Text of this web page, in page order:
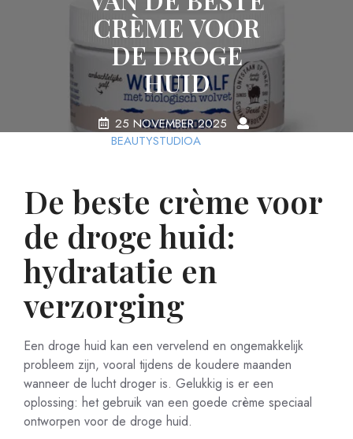
CRÈME VOOR
DE DROGE
HUID
25 NOVEMBER 2025
BEAUTYSTUDIOA
De beste crème voor
de droge huid:
hydratatie en
verzorging
Een droge huid kan een vervelend en ongemakkelijk
probleem zijn, vooral tijdens de koudere maanden
wanneer de lucht droger is. Gelukkig is er een
oplossing: het gebruik van een goede crème speciaal
ontworpen voor de droge huid.